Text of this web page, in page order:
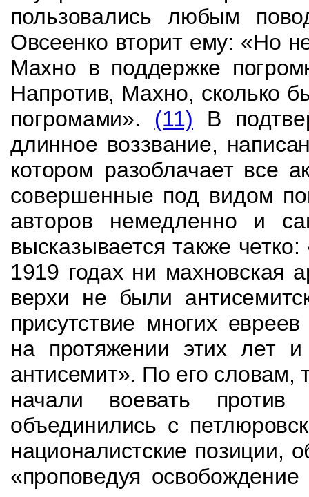
пользова­лись любым
Овсеенко вторит ему: «Но
Махно в поддержке
Напротив, Махно, сколько
погромами». (11) В
длинное воззвание,
котором разоблачает все
совершенные под видом
авторов немедленно и
высказывается также
1919 годах ни махновская
верхи не были
присутствие многих
на протяжении этих лет
антисемит». По его словам,
начали воевать
объединились с
националистские позиции,
«проповедуя